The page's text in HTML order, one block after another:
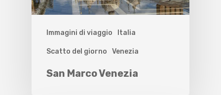
Immagini di viaggio Italia
Scatto del giorno Venezia
San Marco Venezia